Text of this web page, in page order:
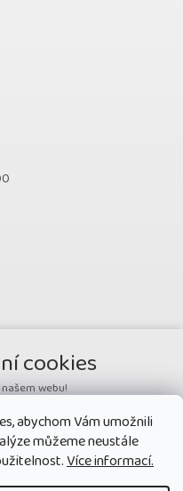
abychom Vám umožnili
můžeme neustále
Více informací.
cookies
webu!
technologie, aby
a vy na webu nalezli
používané na našem webu
uživatelů stránek.